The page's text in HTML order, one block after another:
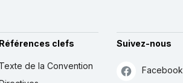
Références clefs
Texte de la Convention
Suivez-nous
Facebook